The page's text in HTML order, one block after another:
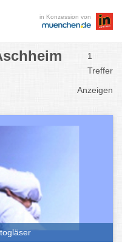
in Konzession von
1
Treffer
Anzeigen